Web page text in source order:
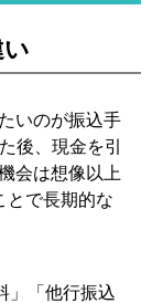
いのが振込手
後、現金を引
会は想像以上
とで長期的な
」「他行振込